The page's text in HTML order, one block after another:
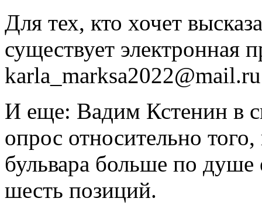
Для тех, кто хочет
существует электронная
И еще: Вадим Кстенин в
опрос относительно
бульвара больше по душе
шесть позиций.